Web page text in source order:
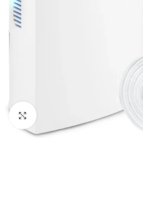
Натисніть, щоб збільшити